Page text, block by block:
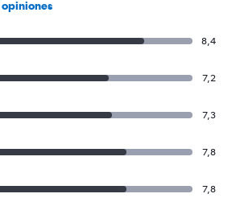
8,4
7,2
7,3
7,8
7,8